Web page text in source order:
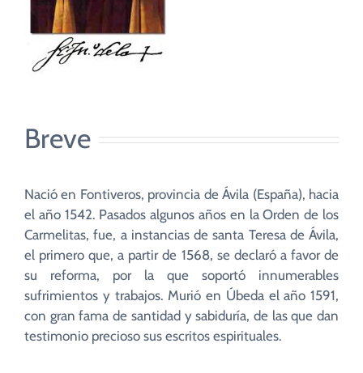
Breve
Nació en Fontiveros, provincia de Ávila (España), hacia
el año 1542. Pasados algunos años en la Orden de los
Carmelitas, fue, a instancias de santa Teresa de Ávila,
el primero que, a partir de 1568, se declaró a favor de
su reforma, por la que soportó innumerables
sufrimientos y trabajos. Murió en Úbeda el año 1591,
con gran fama de santidad y sabiduría, de las que dan
testimonio precioso sus escritos espirituales.